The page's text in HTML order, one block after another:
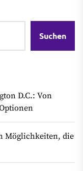
Suchen
D.C.: Von
Möglichkeiten, die